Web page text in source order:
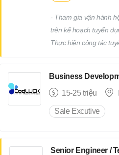
- Tham gia vận hành
trên kế hoạch tuyển
Thực hiện công tác
Business
15-25 triệu
Sale Excutive
Senior Engineer /